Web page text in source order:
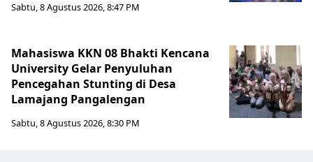
Sabtu, 8 Agustus 2026, 8:47 PM
Mahasiswa KKN 08 Bhakti Kencana
University Gelar Penyuluhan
Pencegahan Stunting di Desa
Lamajang Pangalengan
Sabtu, 8 Agustus 2026, 8:30 PM